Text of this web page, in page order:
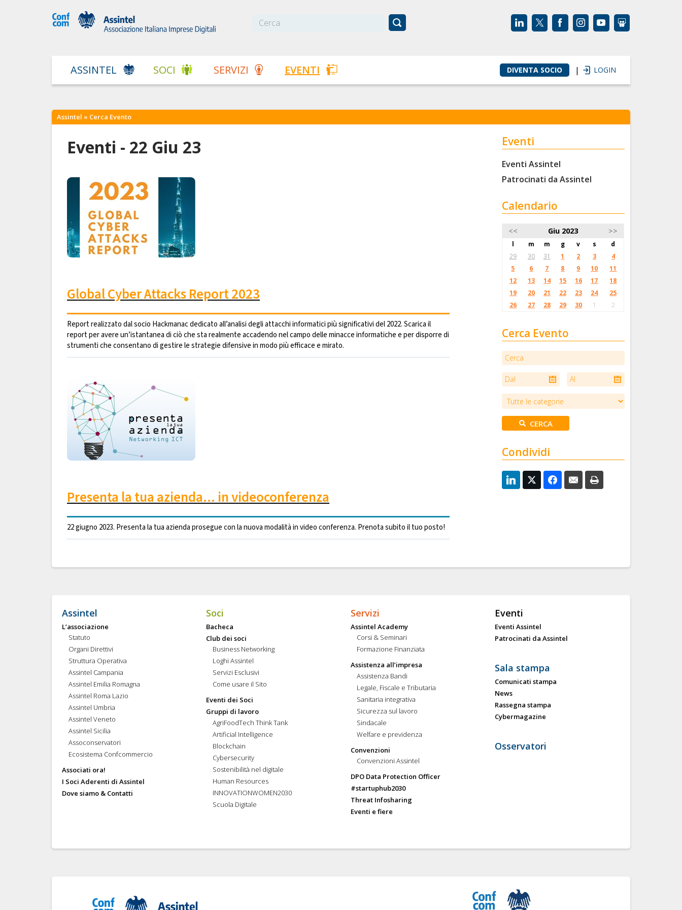
ASSINTEL SOCI SERVIZI EVENTI DIVENTA SOCIO | LOGIN
Assintel » Cerca Evento
Eventi - 22 Giu 23
Global Cyber Attacks Report 2023
Report realizzato dal socio Hackmanac dedicato all’analisi degli attacchi informatici più significativi del 2022. Scarica il
report per avere un’istantanea di ciò che sta realmente accadendo nel campo delle minacce informatiche e per disporre di
strumenti che consentano di gestire le strategie difensive in modo più efficace e mirato.
Presenta la tua azienda... in videoconferenza
22 giugno 2023. Presenta la tua azienda prosegue con la nuova modalità in video conferenza. Prenota subito il tuo posto!
Eventi
Eventi Assintel
Patrocinati da Assintel
Calendario
<< Giu 2023 >>
l m m g v s
d
29
30 31 1 2 3
4
5
6 7 8 9 10
11
12
13 14 15 16 17
18
19
20 21 22 23 24
25
26
27 28 29 30 1 2
Cerca Evento
Condividi
Assintel
L’associazione
Statuto
Organi Direttivi
Struttura Operativa
Assintel Campania
Assintel Emilia Romagna
Assintel Roma Lazio
Assintel Umbria
Assintel Veneto
Assintel Sicilia
Assoconservatori
Ecosistema Confcommercio
Associati ora!
I Soci Aderenti di Assintel
Dove siamo & Contatti
Soci
Bacheca
Club dei soci
Business Networking
Loghi Assintel
Servizi Esclusivi
Come usare il Sito
Eventi dei Soci
Gruppi di lavoro
AgriFoodTech Think Tank
Artificial Intelligence
Blockchain
Cybersecurity
Sostenibilità nel digitale
Human Resources
INNOVATIONWOMEN2030
Scuola Digitale
Servizi
Assintel Academy
Corsi & Seminari
Formazione Finanziata
Assistenza all’impresa
Assistenza Bandi
Legale, Fiscale e Tributaria
Sanitaria integrativa
Sicurezza sul lavoro
Sindacale
Welfare e previdenza
Convenzioni
Convenzioni Assintel
DPO Data Protection Officer
#startuphub2030
Threat Infosharing
Eventi e fiere
Eventi
Eventi Assintel
Patrocinati da Assintel
Sala stampa
Comunicati stampa
News
Rassegna stampa
Cybermagazine
Osservatori